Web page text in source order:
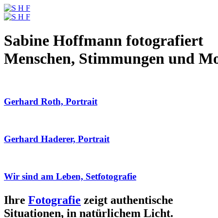
Sabine Hoffmann fotografiert
Menschen, Stimmungen und
Gerhard Roth, Portrait
Gerhard Haderer, Portrait
Wir sind am Leben, Setfotografie
Ihre Fotografie zeigt authentische
Situationen, in natürlichem Licht.